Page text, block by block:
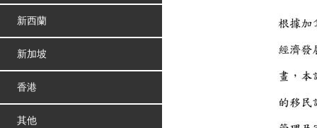
新西蘭
新加坡
香港
其他